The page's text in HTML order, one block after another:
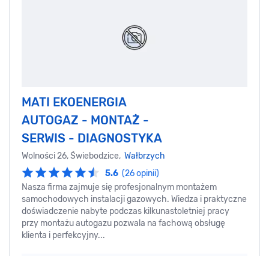
MATI EKOENERGIA
AUTOGAZ - MONTAŻ -
SERWIS - DIAGNOSTYKA
Wolności 26, Świebodzice, Wałbrzych
5.6 (26 opinii)
Nasza firma zajmuje się profesjonalnym montażem
samochodowych instalacji gazowych. Wiedza i praktyczne
doświadczenie nabyte podczas kilkunastoletniej pracy
przy montażu autogazu pozwala na fachową obsługę
klienta i perfekcyjny...